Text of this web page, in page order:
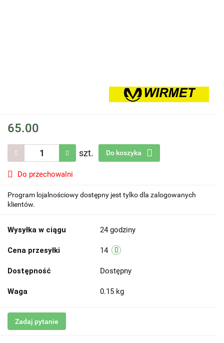
65.00
szt. Do koszyka
Do przechowalni
Program lojalnościowy dostępny jest tylko dla zalogowanych
klientów.
Wysyłka w ciągu 24 godziny
Cena przesyłki 14
Dostępność Dostępny
Waga 0.15 kg
Zadaj pytanie